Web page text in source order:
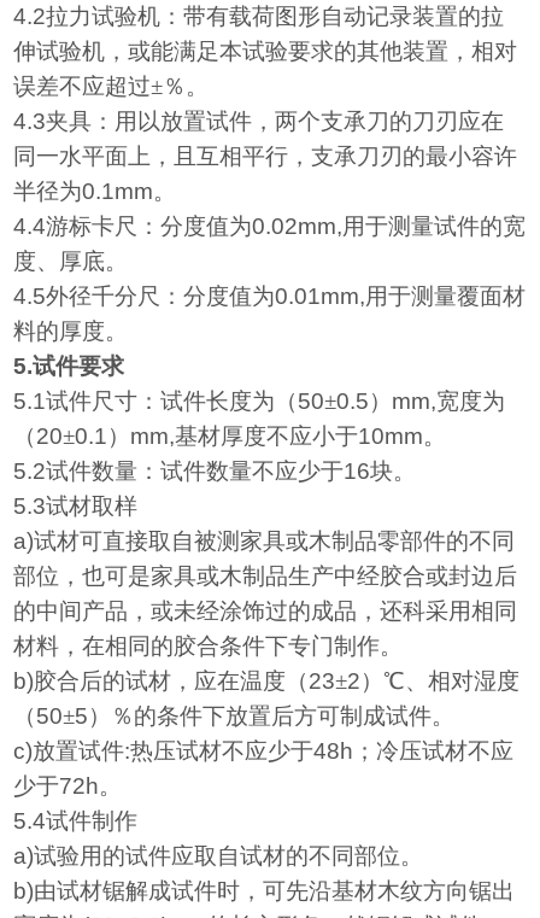
4.2拉力试验机：带有载荷图形自动记录装置的拉
伸试验机，或能满足本试验要求的其他装置，相对
误差不应超过±％。
4.3夹具：用以放置试件，两个支承刀的刀刃应在
同一水平面上，且互相平行，支承刀刃的最小容许
半径为0.1mm。
4.4游标卡尺：分度值为0.02mm,用于测量试件的宽
度、厚底。
4.5外径千分尺：分度值为0.01mm,用于测量覆面材
料的厚度。
5.试件要求
5.1试件尺寸：试件长度为（50±0.5） mm,宽度为
（20±0.1） mm,基材厚度不应小于10mm。
5.2试件数量：试件数量不应少于16块。
5.3试材取样
a)试材可直接取自被测家具或木制品零部件的不同
部位，也可是家具或木制品生产中经胶合或封边后
的中间产品，或未经涂饰过的成品，还科采用相同
材料，在相同的胶合条件下专门制作。
b)胶合后的试材，应在温度（23±2）℃、相对湿度
（50±5）％的条件下放置后方可制成试件。
c)放置试件:热压试材不应少于48h ；冷压试材不应
少于72h。
5.4试件制作
a)试验用的试件应取自试材的不同部位。
b)由试材锯解成试件时，可先沿基材木纹方向锯出